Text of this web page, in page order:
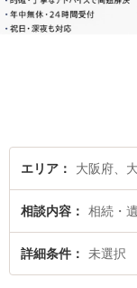
エリア 大阪府、
相談内容 相続・
詳細条件 未選択